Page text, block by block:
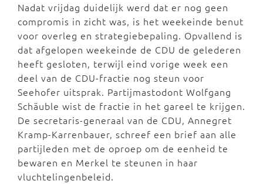
Nadat vrijdag duidelijk werd dat er nog geen
compromis in zicht was, is het weekeinde benut
voor overleg en strategiebepaling. Opvallend is
dat afgelopen weekeinde de CDU de gelederen
heeft gesloten, terwijl eind vorige week een
deel van de CDU-fractie nog steun voor
Seehofer uitsprak. Partijmastodont Wolfgang
Schäuble wist de fractie in het gareel te krijgen.
De secretaris-generaal van de CDU, Annegret
Kramp-Karrenbauer, schreef een brief aan alle
partijleden met de oproep om de eenheid te
bewaren en Merkel te steunen in haar
vluchtelingenbeleid.